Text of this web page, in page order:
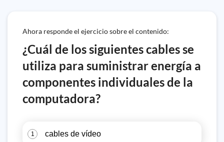
Ahora responde el ejercicio sobre el contenido:
¿Cuál de los siguientes cables se
utiliza para suministrar energía a
componentes individuales de la
computadora?
1 cables de vídeo